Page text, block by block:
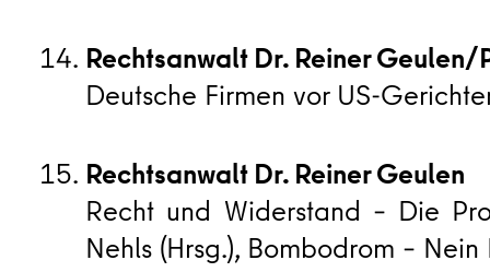
Rechtsanwalt Dr. Reiner Geulen/
Deutsche Firmen vor US-
Rechtsanwalt Dr. Reiner Geulen
Recht und Widerstand – Die
Nehls (Hrsg.), Bombodrom –